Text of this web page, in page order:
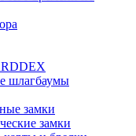
шлагбаумы
замки
замки